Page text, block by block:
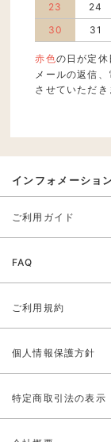
23
24
30
31
赤色の日が定休
メールの返信
させていただき
インフォメーショ
ご利用ガイド
FAQ
ご利用規約
個人情報保護方針
特定商取引法の表示